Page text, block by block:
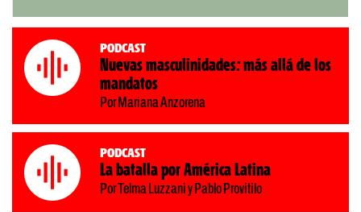
Podcast
Nuevas masculinidades: más allá de los
mandatos
Por Mariana Anzorena
Podcast
La batalla por América Latina
Por Telma Luzzani y Pablo Provitilo